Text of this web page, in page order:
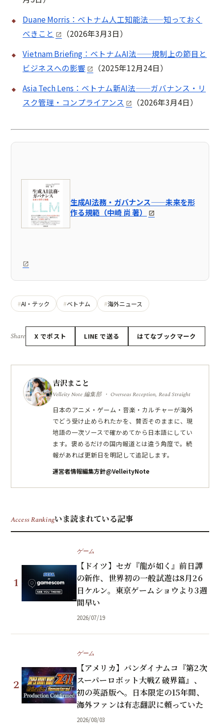
Duane Morris：ベトナム人工知能法——知っておく
べきこと
（2026年3月3日）
Vietnam Briefing：ベトナムAI法——規制上の節目と
ビジネスへの影響
（2025年12月24日）
Asia Tech Lens：ベトナム新AI法——ガバナンス・リ
スク管理・コンプライアンス
（2026年3月4日）
生成AI法務・ガバナンス——未来を形
作る規範（中崎 尚 著）
AI・テック ベトナム 海外ニュース
Share X でポスト LINE で送る はてなブックマーク
吉沢まこと
Velleity Note 編集部 ・ Overseas Reception, Read Straight
日本のアニメ・ゲーム・音楽・カルチャーが海外
でどう受け止められたかを、賛否そのままに、現
地語の一次ソースで確かめてから日本語にしてい
ます。褒めるだけの国内報道とは違う角度で。続
報があれば更新日を明記して追記します。
運営者情報編集方針@VelleityNote
Access Rankingいま読まれている記事
1
ゲーム
【ドイツ】セガ『龍が如く』前日譚
の新作、世界初の一般試遊は8月26
日ケルン。東京ゲームショウより3週
間早い
2026/07/19
2
ゲーム
【アメリカ】バンダイナムコ『第2次
スーパーロボット大戦Z 破界篇』、
初の英語版へ。日本限定の15年間、
海外ファンは有志翻訳に頼っていた
2026/08/03